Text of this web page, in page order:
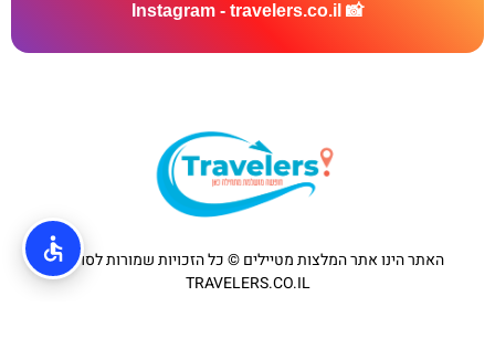
📸 Instagram - travelers.co.il
האתר הינו אתר המלצות מטיילים © כל הזכויות שמורות לסוכנות
TRAVELERS.CO.IL